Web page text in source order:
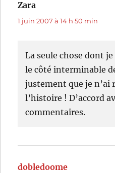
Zara
1 juin 2007 à 14 h 50 min
La seule chose dont
le côté interminable
justement que je n’ai
l’histoire ! D’accord
commentaires.
dobledoome